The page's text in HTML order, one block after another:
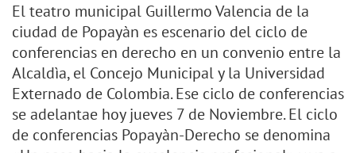
El teatro municipal Guillermo Valencia de la
ciudad de Popayàn es escenario del ciclo de
conferencias en derecho en un convenio entre la
Alcaldìa, el Concejo Municipal y la Universidad
Externado de Colombia. Ese ciclo de conferencias
se adelantae hoy jueves 7 de Noviembre. El ciclo
de conferencias Popayàn-Derecho se denomina